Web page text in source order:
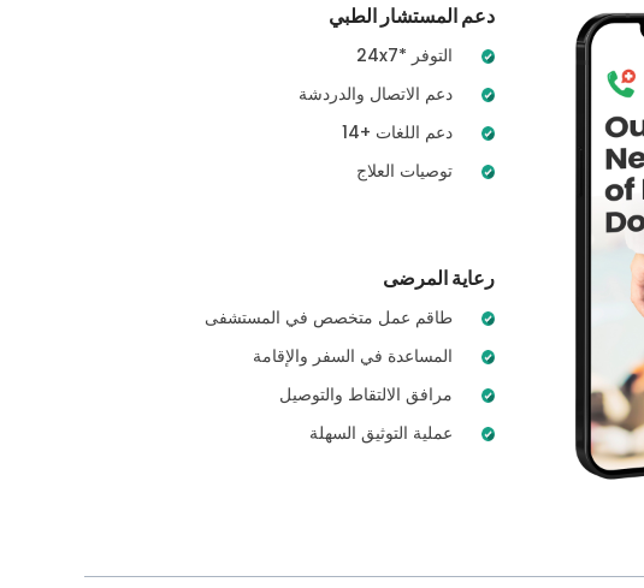
دعم المستشار الطبي
رعاية المرضى